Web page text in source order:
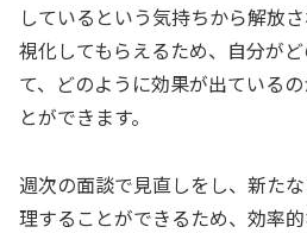
しているという気持ちから解放
視化してもらえるため、自分が
て、どのように効果が出ている
とができます。
週次の面談で見直しをし、新た
理することができるため、効率